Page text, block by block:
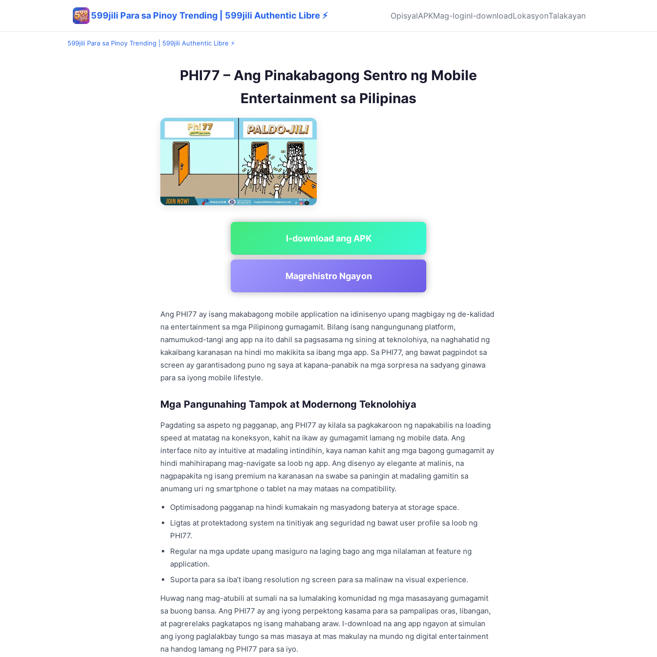
599jili Para sa Pinoy Trending | 599jili Authentic Libre ⚡ OpisyalAPKMag-loginI-downloadLokasyonTalakayan
599jili Para sa Pinoy Trending | 599jili Authentic Libre ⚡
PHI77 – Ang Pinakabagong Sentro ng Mobile
Entertainment sa Pilipinas
I-download ang APK
Magrehistro Ngayon
Ang PHI77 ay isang makabagong mobile application na idinisenyo upang magbigay ng de-kalidad
na entertainment sa mga Pilipinong gumagamit. Bilang isang nangungunang platform,
namumukod-tangi ang app na ito dahil sa pagsasama ng sining at teknolohiya, na naghahatid ng
kakaibang karanasan na hindi mo makikita sa ibang mga app. Sa PHI77, ang bawat pagpindot sa
screen ay garantisadong puno ng saya at kapana-panabik na mga sorpresa na sadyang ginawa
para sa iyong mobile lifestyle.
Mga Pangunahing Tampok at Modernong Teknolohiya
Pagdating sa aspeto ng pagganap, ang PHI77 ay kilala sa pagkakaroon ng napakabilis na loading
speed at matatag na koneksyon, kahit na ikaw ay gumagamit lamang ng mobile data. Ang
interface nito ay intuitive at madaling intindihin, kaya naman kahit ang mga bagong gumagamit ay
hindi mahihirapang mag-navigate sa loob ng app. Ang disenyo ay elegante at malinis, na
nagpapakita ng isang premium na karanasan na swabe sa paningin at madaling gamitin sa
anumang uri ng smartphone o tablet na may mataas na compatibility.
Optimisadong pagganap na hindi kumakain ng masyadong baterya at storage space.
Ligtas at protektadong system na tinitiyak ang seguridad ng bawat user profile sa loob ng
PHI77.
Regular na mga update upang masiguro na laging bago ang mga nilalaman at feature ng
application.
Suporta para sa iba’t ibang resolution ng screen para sa malinaw na visual experience.
Huwag nang mag-atubili at sumali na sa lumalaking komunidad ng mga masasayang gumagamit
sa buong bansa. Ang PHI77 ay ang iyong perpektong kasama para sa pampalipas oras, libangan,
at pagrerelaks pagkatapos ng isang mahabang araw. I-download na ang app ngayon at simulan
ang iyong paglalakbay tungo sa mas masaya at mas makulay na mundo ng digital entertainment
na handog lamang ng PHI77 para sa iyo.